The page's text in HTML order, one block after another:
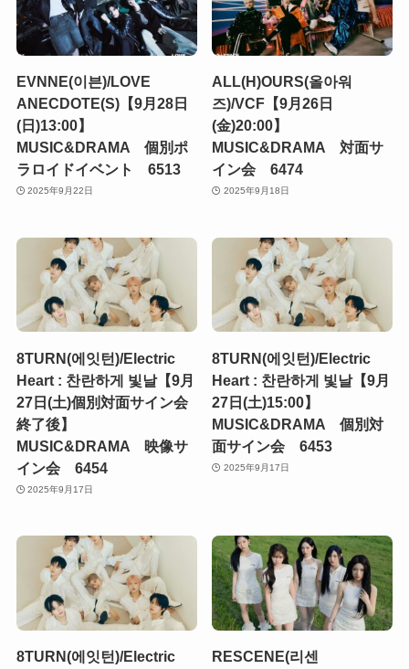
EVNNE(이븐)/LOVE
ANECDOTE(S)【9月28日
(日)13:00】
MUSIC&DRAMA 個別ポ
ラロイドイベント 6513
2025年9月22日
ALL(H)OURS(올아워
즈)/VCF【9月26日
(金)20:00】
MUSIC&DRAMA 対面サ
イン会 6474
2025年9月18日
8TURN(에잇턴)/Electric
Heart : 찬란하게 빛날【9月
27日(土)個別対面サイン会
終了後】
MUSIC&DRAMA 映像サ
イン会 6454
2025年9月17日
8TURN(에잇턴)/Electric
Heart : 찬란하게 빛날【9月
27日(土)15:00】
MUSIC&DRAMA 個別対
面サイン会 6453
2025年9月17日
8TURN(에잇턴)/Electric
RESCENE(리센